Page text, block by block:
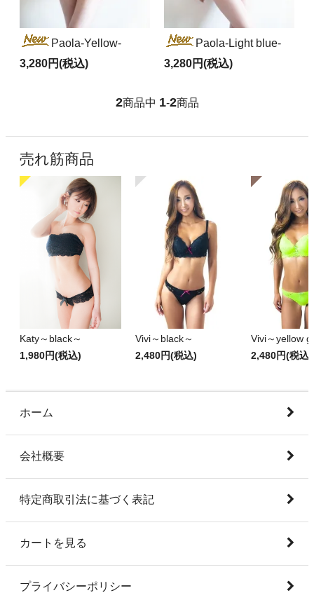
Paola-Yellow-
3,280円(税込)
Paola-Light blue-
3,280円(税込)
2商品中 1-2商品
売れ筋商品
Katy～black～
1,980円(税込)
Vivi～black～
2,480円(税込)
Vivi～yellow
2,480円(税込)
ホーム
会社概要
特定商取引法に基づく表記
カートを見る
プライバシーポリシー